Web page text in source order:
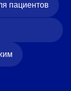
пациентов